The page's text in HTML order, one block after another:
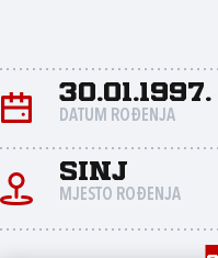
30.01.1997.
DATUM ROĐENJA
Sinj
MJESTO ROĐENJA